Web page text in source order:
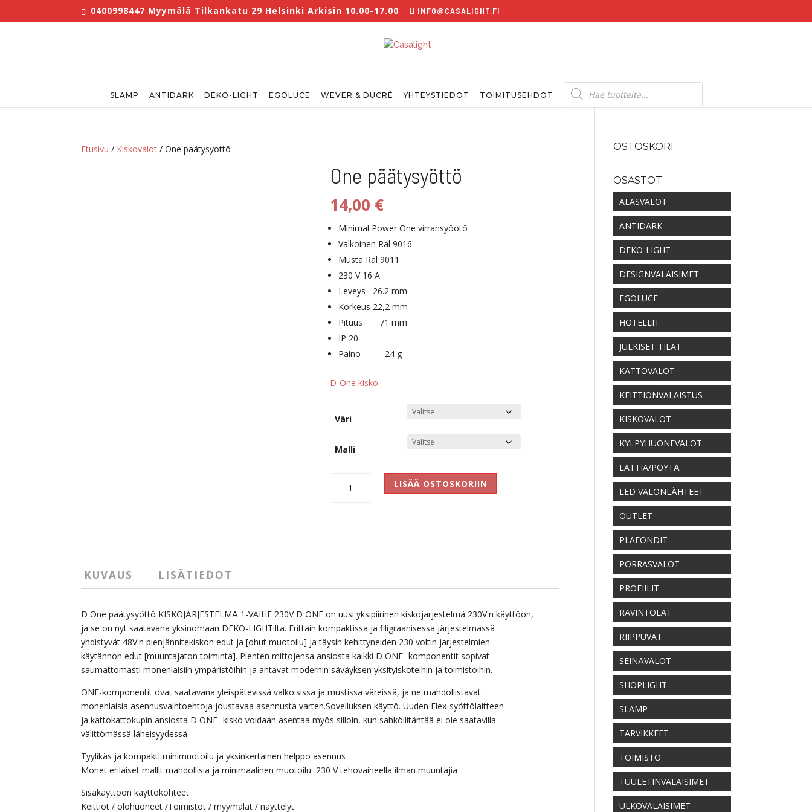
0400998447 Myymälä Tilkankatu 29 Helsinki Arkisin 10.00-17.00 INFO@CASALIGHT.FI
SLAMP ANTIDARK DEKO-LIGHT EGOLUCE WEVER & DUCRÉ YHTEYSTIEDOT TOIMITUSEHDOT
Products
search
Etusivu / Kiskovalot / One päätysyöttö
One päätysyöttö
14,00 €
Minimal Power One virransyöötö
Valkoinen Ral 9016
Musta Ral 9011
230 V 16 A
Leveys 26.2 mm
Korkeus 22,2 mm
Pituus 71 mm
IP 20
Paino 24 g
D-One kisko
Väri
Malli
päätysyöttö
LISÄÄ OSTOSKORIIN
KUVAUS LISÄTIEDOT
D One päätysyöttö KISKOJÄRJESTELMÄ 1-VAIHE 230V D ONE on uusi yksipiirinen kiskojärjestelmä 230V:n käyttöön,
ja se on nyt saatavana yksinomaan DEKO-LIGHTilta. Erittäin kompaktissa ja filigraanisessa järjestelmässä
yhdistyvät 48V:n pienjännitekiskon edut ja [ohut muotoilu] ja täysin kehittyneiden 230 voltin järjestelmien
käytännön edut [muuntajaton toiminta]. Pienten mittojensa ansiosta kaikki D ONE -komponentit sopivat
saumattomasti monenlaisiin ympäristöihin ja antavat modernin säväyksen yksityiskoteihin ja toimistoihin.
ONE-komponentit ovat saatavana yleispätevissä valkoisissa ja mustissa väreissä, ja ne mahdollistavat
monenlaisia asennusvaihtoehtoja joustavaa asennusta varten.Sovelluksen käyttö. Uuden Flex-syöttölaitteen
ja kattokattokupin ansiosta D ONE -kisko voidaan asentaa myös silloin, kun sähköliitäntää ei ole saatavilla
välittömässä läheisyydessä.
Tyylikäs ja kompakti minimuotoilu ja yksinkertainen helppo asennus
Monet erilaiset mallit mahdollisia ja minimaalinen muotoilu 230 V tehovaiheella ilman muuntajia
Sisäkäyttöön käyttökohteet
Keittiöt / olohuoneet /Toimistot / myymälät / näyttelyt
OSTOSKORI
OSASTOT
ALASVALOT
ANTIDARK
DEKO-LIGHT
DESIGNVALAISIMET
EGOLUCE
HOTELLIT
JULKISET TILAT
KATTOVALOT
KEITTIÖNVALAISTUS
KISKOVALOT
KYLPYHUONEVALOT
LATTIA/PÖYTÄ
LED VALONLÄHTEET
OUTLET
PLAFONDIT
PORRASVALOT
PROFIILIT
RAVINTOLAT
RIIPPUVAT
SEINÄVALOT
SHOPLIGHT
SLAMP
TARVIKKEET
TOIMISTO
TUULETINVALAISIMET
ULKOVALAISIMET